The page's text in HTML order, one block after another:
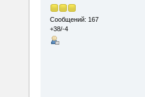
Сообщений: 167
+38/-4